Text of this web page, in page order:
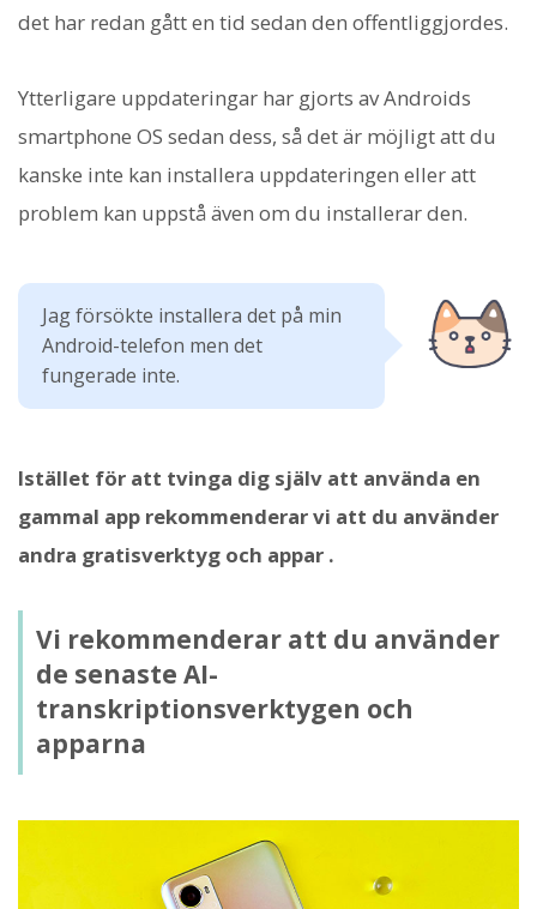
det har redan gått en tid sedan den offentliggjordes.
Ytterligare uppdateringar har gjorts av Androids
smartphone OS sedan dess, så det är möjligt att du
kanske inte kan installera uppdateringen eller att
problem kan uppstå även om du installerar den.
Jag försökte installera det på min
Android-telefon men det
fungerade inte.
Istället för att tvinga dig själv att använda en
gammal app rekommenderar vi att du använder
andra gratisverktyg och appar .
Vi rekommenderar att du använder
de senaste AI-
transkriptionsverktygen och
apparna